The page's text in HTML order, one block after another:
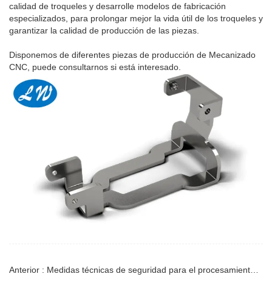
calidad de troqueles y desarrolle modelos de fabricación
especializados, para prolongar mejor la vida útil de los troqueles y
garantizar la calidad de producción de las piezas.
Disponemos de diferentes piezas de producción de Mecanizado
CNC, puede consultarnos si está interesado.
Anterior : Medidas técnicas de seguridad para el procesamiento de carcasas de aluminio